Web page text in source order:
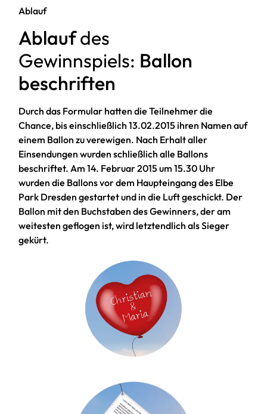
Ablauf
Ablaufdes
Gewinnspiels: Ballon
beschriften
Durch das Formular hatten die Teilnehmer die
Chance, bis einschließlich 13.02.2015 ihren Namen auf
einem Ballon zu verewigen. Nach Erhalt aller
Einsendungen wurden schließlich alle Ballons
beschriftet. Am 14. Februar 2015 um 15.30 Uhr
wurden die Ballons vor dem Haupteingang des Elbe
Park Dresden gestartet und in die Luft geschickt. Der
Ballon mit den Buchstaben des Gewinners, der am
weitesten geflogen ist, wird letztendlich als Sieger
gekürt.